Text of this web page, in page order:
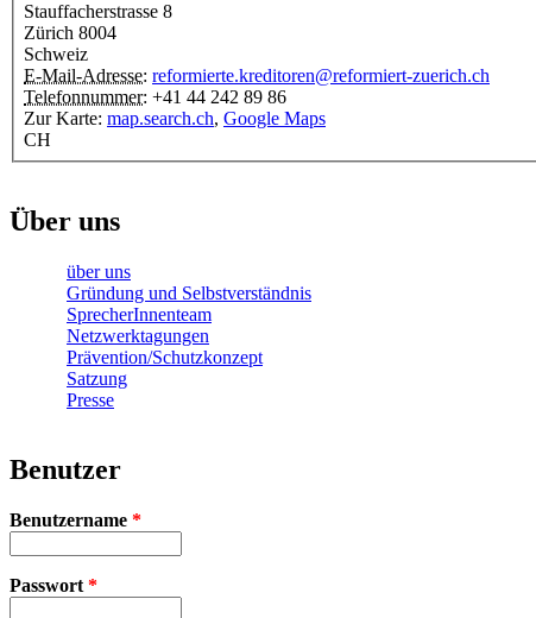
Stauffacherstrasse 8
Zürich 8004
Schweiz
E-Mail-Adresse: reformierte.kreditoren@reformiert-zuerich.ch
Telefonnummer: +41 44 242 89 86
Zur Karte: map.search.ch, Google Maps
CH
Über uns
über uns
Gründung und Selbstverständnis
SprecherInnenteam
Netzwerktagungen
Prävention/Schutzkonzept
Satzung
Presse
Benutzer
Benutzername *
Passwort *